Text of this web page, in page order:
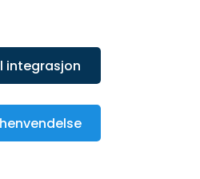
integrasjon